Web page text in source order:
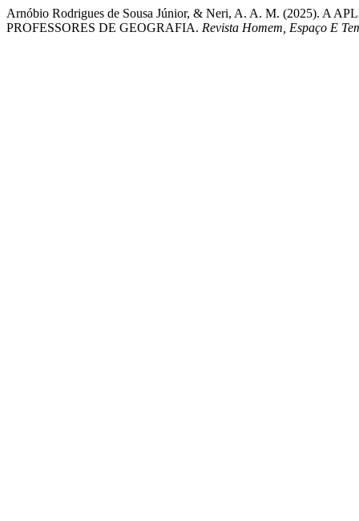
Arnóbio Rodrigues de Sousa Júnior, & Neri, A. A. M. (2025). A
PROFESSORES DE GEOGRAFIA. Revista Homem, Espaço E